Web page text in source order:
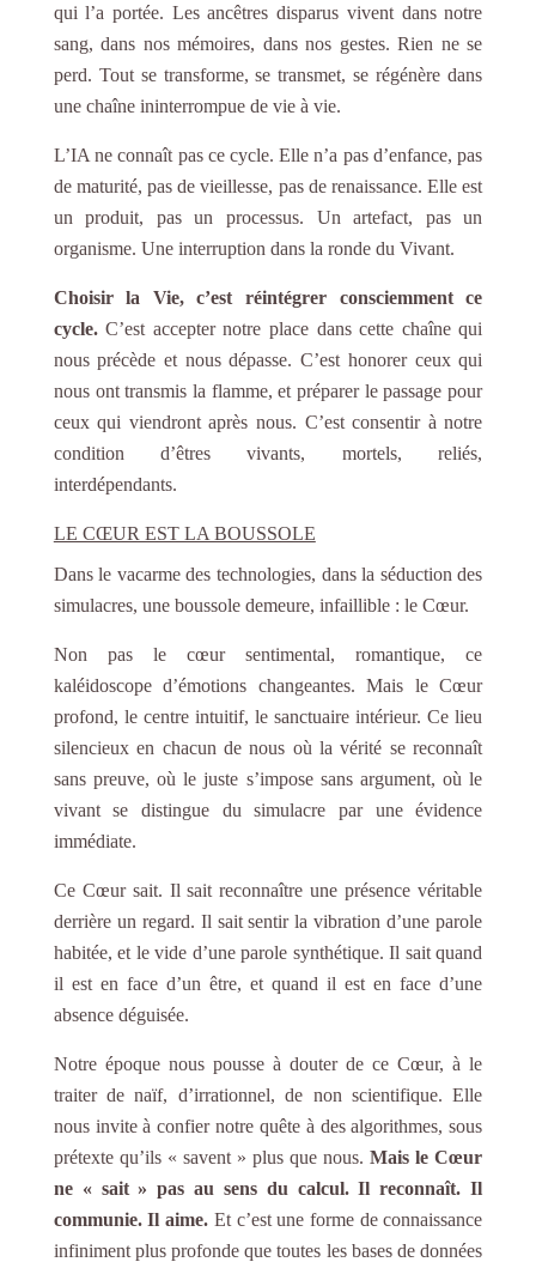
qui l’a portée. Les ancêtres disparus vivent dans notre
sang, dans nos mémoires, dans nos gestes. Rien ne se
perd. Tout se transforme, se transmet, se régénère dans
une chaîne ininterrompue de vie à vie.
L’IA ne connaît pas ce cycle. Elle n’a pas d’enfance, pas
de maturité, pas de vieillesse, pas de renaissance. Elle est
un produit, pas un processus. Un artefact, pas un
organisme. Une interruption dans la ronde du Vivant.
Choisir la Vie, c’est réintégrer consciemment ce
cycle.C’est accepter notre place dans cette chaîne qui
nous précède et nous dépasse. C’est honorer ceux qui
nous ont transmis la flamme, et préparer le passage pour
ceux qui viendront après nous. C’est consentir à notre
condition d’êtres vivants, mortels, reliés,
interdépendants.
LE CŒUR EST LA BOUSSOLE
Dans le vacarme des technologies, dans la séduction des
simulacres, une boussole demeure, infaillible : le Cœur.
Non pas le cœur sentimental, romantique, ce
kaléidoscope d’émotions changeantes. Mais le Cœur
profond, le centre intuitif, le sanctuaire intérieur. Ce lieu
silencieux en chacun de nous où la vérité se reconnaît
sans preuve, où le juste s’impose sans argument, où le
vivant se distingue du simulacre par une évidence
immédiate.
Ce Cœur sait. Il sait reconnaître une présence véritable
derrière un regard. Il sait sentir la vibration d’une parole
habitée, et le vide d’une parole synthétique. Il sait quand
il est en face d’un être, et quand il est en face d’une
absence déguisée.
Notre époque nous pousse à douter de ce Cœur, à le
traiter de naïf, d’irrationnel, de non scientifique. Elle
nous invite à confier notre quête à des algorithmes, sous
prétexte qu’ils « savent » plus que nous.Mais le Cœur
ne « sait » pas au sens du calcul. Il reconnaît. Il
communie. Il aime. Et c’est une forme de connaissance
infiniment plus profonde que toutes les bases de données